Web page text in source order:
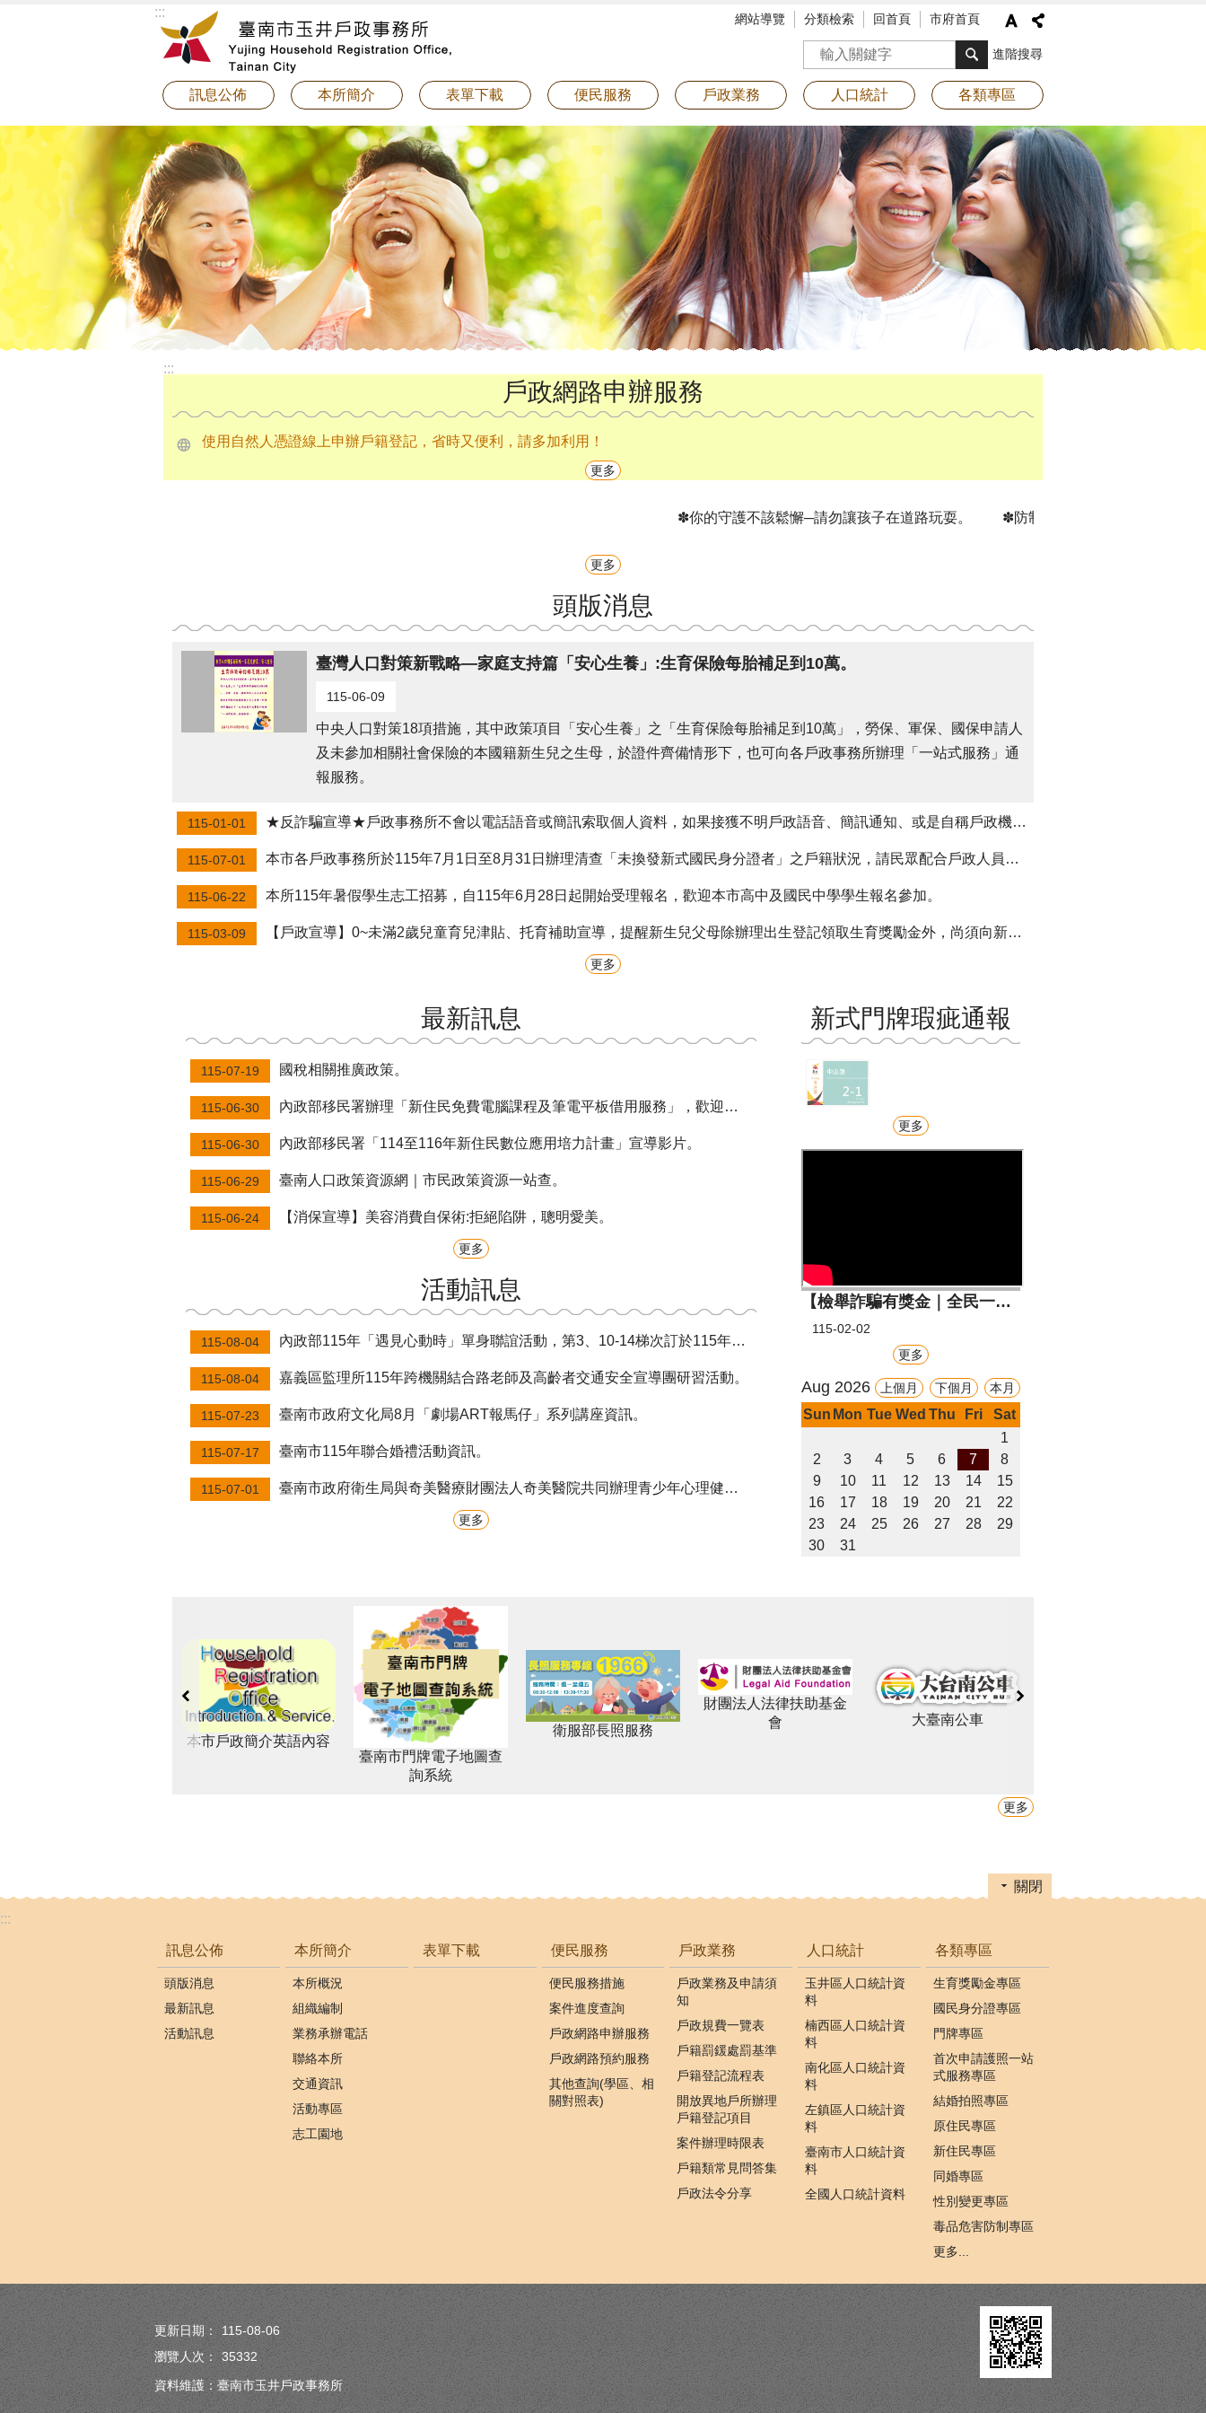
::: 網站導覽 分類檢索 回首頁 市府首頁
搜尋 進階搜尋
訊息公佈 本所簡介 表單下載 便民服務 戶政業務 人口統計 各類專區
:::
戶政網路申辦服務
使用自然人憑證線上申辦戶籍登記，省時又便利，請多加利用！
更多
✽你的守護不該鬆懈─請勿讓孩子在道路玩耍。 ✽防制兒少性剝削，人人有責─不拍、不
更多
頭版消息
臺灣人口對策新戰略—家庭支持篇「安心生養」:生育保險每胎補足到10萬。
115-06-09
中央人口對策18項措施，其中政策項目「安心生養」之「生育保險每胎補足到10萬」，勞保、軍保、國保申請人
及未參加相關社會保險的本國籍新生兒之生母，於證件齊備情形下，也可向各戶政事務所辦理「一站式服務」通
報服務。
115-01-01 ★反詐騙宣導★戶政事務所不會以電話語音或簡訊索取個人資料，如果接獲不明戶政語音、簡訊通知、或是自稱戶政機關(人員)可疑電話，請先向戶政事務所查證或撥打165反詐騙專線，避免受騙。
115-07-01 本市各戶政事務所於115年7月1日至8月31日辦理清查「未換發新式國民身分證者」之戶籍狀況，請民眾配合戶政人員辦理人口清查作業。
115-06-22 本所115年暑假學生志工招募，自115年6月28日起開始受理報名，歡迎本市高中及國民中學學生報名參加。
115-03-09 【戶政宣導】0~未滿2歲兒童育兒津貼、托育補助宣導，提醒新生兒父母除辦理出生登記領取生育獎勵金外，尚須向新生兒戶籍所在地(鄉鎮市區)公所申請育兒津貼，或向托育服務中心申請托育補助。
更多
最新訊息
115-07-19 國稅相關推廣政策。
115-06-30 內政部移民署辦理「新住民免費電腦課程及筆電平板借用服務」，歡迎新住民多加利用!
115-06-30 內政部移民署「114至116年新住民數位應用培力計畫」宣導影片。
115-06-29 臺南人口政策資源網｜市民政策資源一站查。
115-06-24 【消保宣導】美容消費自保術:拒絕陷阱，聰明愛美。
更多
活動訊息
115-08-04 內政部115年「遇見心動時」單身聯誼活動，第3、10-14梯次訂於115年8月7日至16日受理報名，歡迎單身男女踴躍參加。
115-08-04 嘉義區監理所115年跨機關結合路老師及高齡者交通安全宣導團研習活動。
115-07-23 臺南市政府文化局8月「劇場ART報馬仔」系列講座資訊。
115-07-17 臺南市115年聯合婚禮活動資訊。
115-07-01 臺南市政府衛生局與奇美醫療財團法人奇美醫院共同辦理青少年心理健康講座資訊。
更多
新式門牌瑕疵通報
更多
【檢舉詐騙有獎金｜全民一起打詐】
115-02-02
更多
上個月 下個月 本月
Aug 2026
Sun Mon Tue Wed Thu Fri
Sat
1
2
3 4 5 6 7
8
9
10 11 12 13 14
15
16
17 18 19 20 21
22
23
24 25 26 27 28
29
30
31
本市戶政簡介英語內容
臺南市門牌電子地圖查
詢系統
衛服部長照服務
財團法人法律扶助基金
會
大臺南公車
更多
關閉
:::
訊息公佈
頭版消息
最新訊息
活動訊息
本所簡介
本所概況
組織編制
業務承辦電話
聯絡本所
交通資訊
活動專區
志工園地
表單下載 便民服務
便民服務措施
案件進度查詢
戶政網路申辦服務
戶政網路預約服務
其他查詢(學區、相
關對照表)
戶政業務
戶政業務及申請須
知
戶政規費一覽表
戶籍罰鍰處罰基準
戶籍登記流程表
開放異地戶所辦理
戶籍登記項目
案件辦理時限表
戶籍類常見問答集
戶政法令分享
人口統計
玉井區人口統計資
料
楠西區人口統計資
料
南化區人口統計資
料
左鎮區人口統計資
料
臺南市人口統計資
料
全國人口統計資料
各類專區
生育獎勵金專區
國民身分證專區
門牌專區
首次申請護照一站
式服務專區
結婚拍照專區
原住民專區
新住民專區
同婚專區
性別變更專區
毒品危害防制專區
更多...
更新日期：
115-08-06
瀏覽人次：
35332
資料維護：臺南市玉井戶政事務所